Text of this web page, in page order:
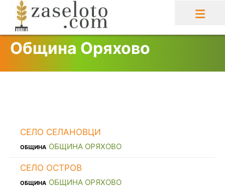
content
Община Оряхово
СЕЛО СЕЛАНОВЦИ
ОБЩИНА ОБЩИНА ОРЯХОВО
СЕЛО ОСТРОВ
ОБЩИНА ОБЩИНА ОРЯХОВО